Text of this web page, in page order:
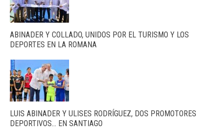
ABINADER Y COLLADO, UNIDOS POR EL TURISMO Y LOS
DEPORTES EN LA ROMANA
LUIS ABINADER Y ULISES RODRÍGUEZ, DOS PROMOTORES
DEPORTIVOS… EN SANTIAGO